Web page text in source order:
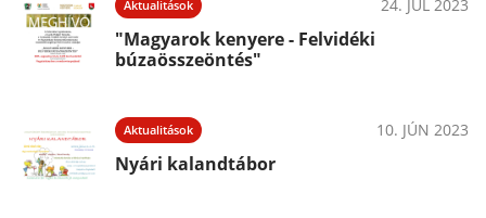
Aktualitások 24. JÚL 2023
"Magyarok kenyere - Felvidéki
búzaösszeöntés"
Aktualitások 10. JÚN 2023
Nyári kalandtábor